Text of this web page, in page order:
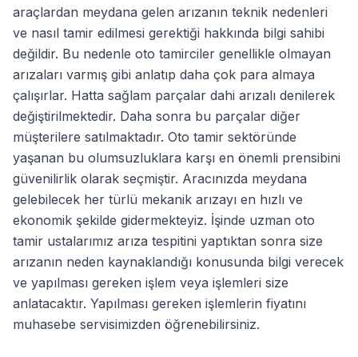
araçlardan meydana gelen arızanın teknik nedenleri
ve nasıl tamir edilmesi gerektiği hakkında bilgi sahibi
değildir. Bu nedenle oto tamirciler genellikle olmayan
arızaları varmış gibi anlatıp daha çok para almaya
çalışırlar. Hatta sağlam parçalar dahi arızalı denilerek
değiştirilmektedir. Daha sonra bu parçalar diğer
müşterilere satılmaktadır. Oto tamir sektöründe
yaşanan bu olumsuzluklara karşı en önemli prensibini
güvenilirlik olarak seçmiştir. Aracınızda meydana
gelebilecek her türlü mekanik arızayı en hızlı ve
ekonomik şekilde gidermekteyiz. İşinde uzman oto
tamir ustalarımız arıza tespitini yaptıktan sonra size
arızanın neden kaynaklandığı konusunda bilgi verecek
ve yapılması gereken işlem veya işlemleri size
anlatacaktır. Yapılması gereken işlemlerin fiyatını
muhasebe servisimizden öğrenebilirsiniz.